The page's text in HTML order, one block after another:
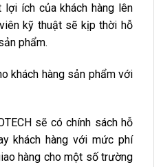
ích của khách hàng lên
kỹ thuật sẽ kịp thời hỗ
phẩm.
khách hàng sản phẩm với
sẽ có chính sách hỗ
khách hàng với mức phí
hàng cho một số trường